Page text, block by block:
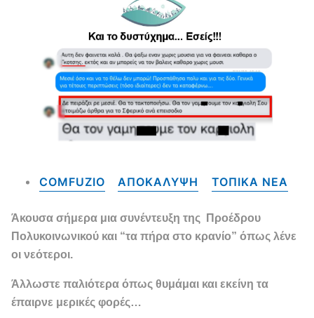
COMFUZIO ΑΠΟΚΑΛΥΨΗ ΤΟΠΙΚΑ NEA
Άκουσα σήμερα μια συνέντευξη της Προέδρου
Πολυκοινωνικού και “τα πήρα στο κρανίο” όπως λένε
οι νεότεροι.
Άλλωστε παλιότερα όπως θυμάμαι και εκείνη τα
έπαιρνε μερικές φορές…